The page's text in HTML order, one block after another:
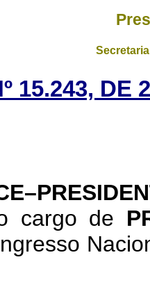
15.243, DE
cargo de